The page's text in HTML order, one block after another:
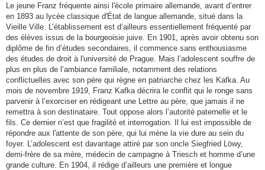
Le jeune Franz fréquente ainsi l'école primaire allemande, avant d’entrer
en 1893 au lycée classique d'État de langue allemande, situé dans la
Vieille Ville. L’établissement est d’ailleurs essentiellement fréquenté par
des élèves issus de la bourgeoisie juive. En 1901, après avoir obtenu son
diplôme de fin d’études secondaires, il commence sans enthousiasme
des études de droit à l'université de Prague. Mais l’adolescent souffre de
plus en plus de l’ambiance familiale, notamment des relations
conflictuelles avec son père qui règne en patriarche chez les Kafka. Au
mois de novembre 1919, Franz Kafka décrira le conflit qui le ronge sans
parvenir à l’exorciser en rédigeant une Lettre au père, que jamais il ne
remettra à son destinataire. Tout oppose alors l’autorité paternelle et le
fils. Ce dernier n’est que fragilité et interrogation. Il lui est impossible de
répondre aux l'attente de son père, qui lui mène la vie dure au sein du
foyer. L’adolescent est davantage attiré par son oncle Siegfried Löwy,
demi-frère de sa mère, médecin de campagne à Triesch et homme d’une
grande culture. En 1904, il rédige d’ailleurs une première et longue